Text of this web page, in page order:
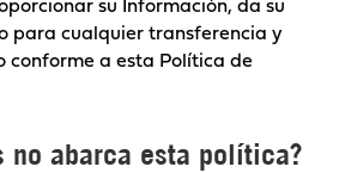
para cualquier transferencia y
conforme a esta Política de
no abarca esta política?